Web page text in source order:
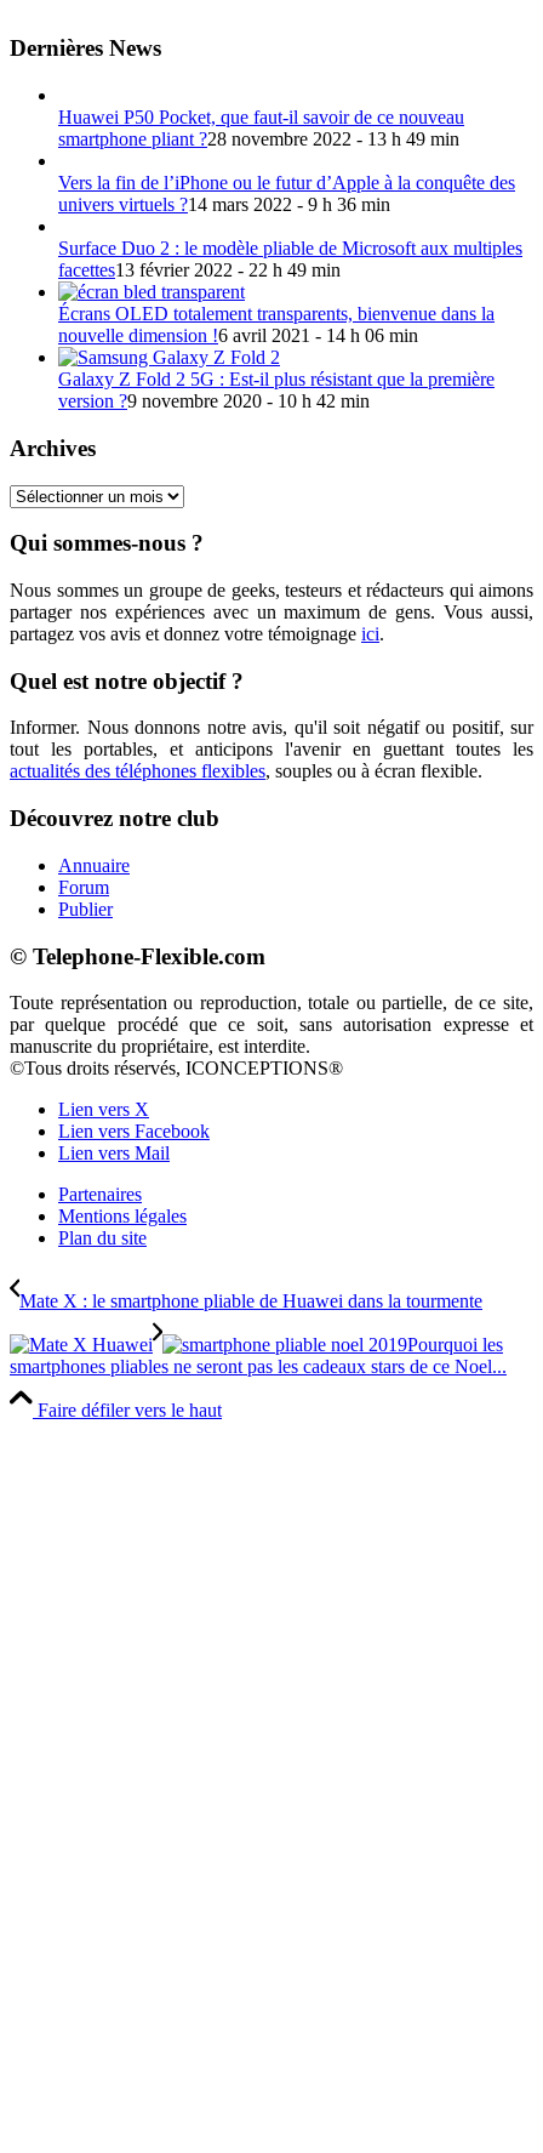
Dernières News
Huawei P50 Pocket, que faut-il savoir de ce nouveau
smartphone pliant ?28 novembre 2022 - 13 h 49 min
Vers la fin de l’iPhone ou le futur d’Apple à la conquête des
univers virtuels ?14 mars 2022 - 9 h 36 min
Surface Duo 2 : le modèle pliable de Microsoft aux multiples
facettes13 février 2022 - 22 h 49 min
Écrans OLED totalement transparents, bienvenue dans la
nouvelle dimension !6 avril 2021 - 14 h 06 min
Galaxy Z Fold 2 5G : Est-il plus résistant que la première
version ?9 novembre 2020 - 10 h 42 min
Archives
Archives
Qui sommes-nous ?
Nous sommes un groupe de geeks, testeurs et rédacteurs qui aimons
partager nos expériences avec un maximum de gens. Vous aussi,
partagez vos avis et donnez votre témoignage ici.
Quel est notre objectif ?
Informer. Nous donnons notre avis, qu'il soit négatif ou positif, sur
tout les portables, et anticipons l'avenir en guettant toutes les
actualités des téléphones flexibles, souples ou à écran flexible.
Découvrez notre club
Annuaire
Forum
Publier
© Telephone-Flexible.com
Toute représentation ou reproduction, totale ou partielle, de ce site,
par quelque procédé que ce soit, sans autorisation expresse et
manuscrite du propriétaire, est interdite.
©Tous droits réservés, ICONCEPTIONS®
Lien vers X
Lien vers Facebook
Lien vers Mail
Partenaires
Mentions légales
Plan du site
Mate X : le smartphone pliable de Huawei dans la tourmente
Pourquoi les
smartphones pliables ne seront pas les cadeaux stars de ce Noel...
Faire défiler vers le haut